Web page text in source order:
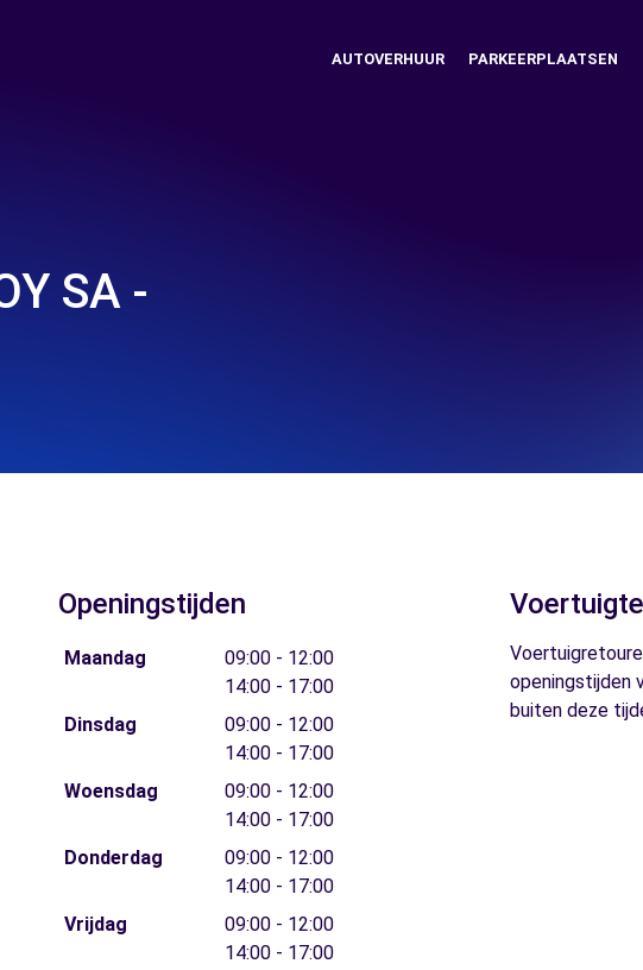
AUTOVERHUUR PARKEERPLAATSEN
SA -
Openingstijden
Maandag
09:00 - 12:00
14:00 - 17:00
Dinsdag
09:00 - 12:00
14:00 - 17:00
Woensdag
09:00 - 12:00
14:00 - 17:00
Donderdag
09:00 - 12:00
14:00 - 17:00
Vrijdag
09:00 - 12:00
14:00 - 17:00
openingstijden
buiten deze